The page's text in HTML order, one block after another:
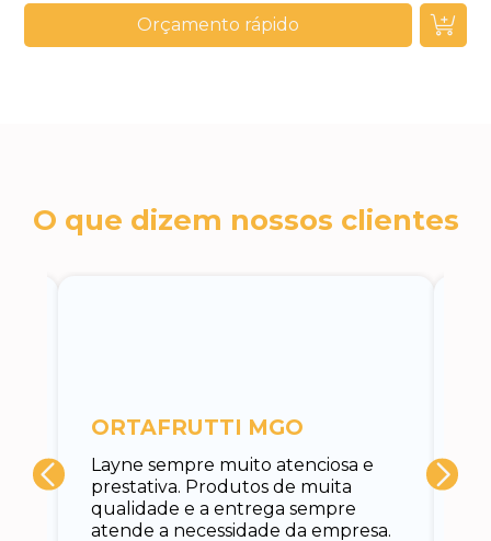
Orçamento rápido
O que dizem nossos clientes
Layne sempre muito atenciosa e
prestativa. Produtos de muita
qualidade e a entrega sempre
atende a necessidade da empresa.
ORTAFRUTTI MGO